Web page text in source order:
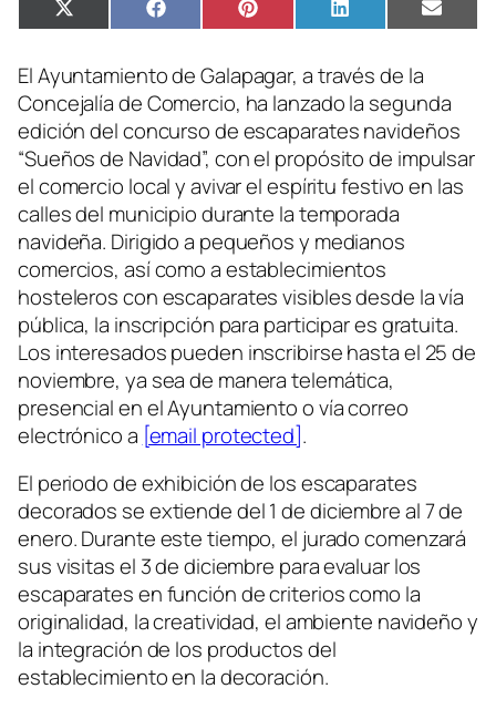
Compartir
en
X
(Twitter)
Compartir
en
FacebookCompartir
en
PinterestCompartir
en
LinkedIn
en
Email
El Ayuntamiento de Galapagar, a través de la
Concejalía de Comercio, ha lanzado la segunda
edición del concurso de escaparates navideños
“Sueños de Navidad”, con el propósito de impulsar
el comercio local y avivar el espíritu festivo en las
calles del municipio durante la temporada
navideña. Dirigido a pequeños y medianos
comercios, así como a establecimientos
hosteleros con escaparates visibles desde la vía
pública, la inscripción para participar es gratuita.
Los interesados pueden inscribirse hasta el 25 de
noviembre, ya sea de manera telemática,
presencial en el Ayuntamiento o vía correo
electrónico a [email protected].
El periodo de exhibición de los escaparates
decorados se extiende del 1 de diciembre al 7 de
enero. Durante este tiempo, el jurado comenzará
sus visitas el 3 de diciembre para evaluar los
escaparates en función de criterios como la
originalidad, la creatividad, el ambiente navideño y
la integración de los productos del
establecimiento en la decoración.